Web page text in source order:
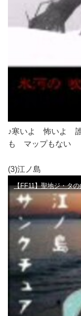
♪寒いよ 怖いよ
も マップもない
(3)江ノ島